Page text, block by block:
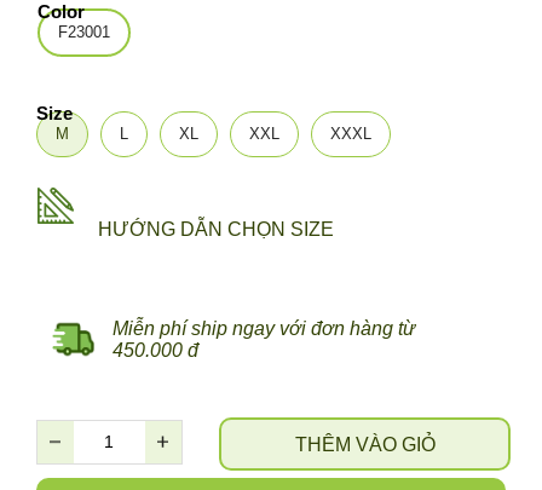
M L XL XXL XXXL
Size
F23001
Color
THÊM VÀO GIỎ
HƯỚNG DẪN CHỌN SIZE
Miễn phí ship ngay với đơn hàng từ
450.000 đ